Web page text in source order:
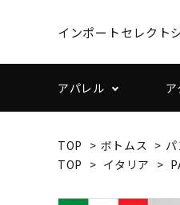
インポートセレクト
アパレル
トップス
TOP > ボトムス >
TOP > イタリア >